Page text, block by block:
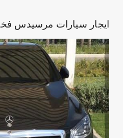
ايجار سيارات مرسيدس